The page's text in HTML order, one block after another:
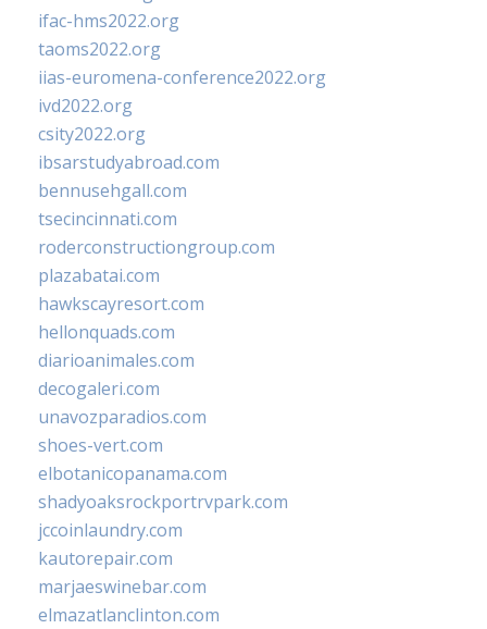
ifac-hms2022.org
taoms2022.org
iias-euromena-conference2022.org
ivd2022.org
csity2022.org
ibsarstudyabroad.com
bennusehgall.com
tsecincinnati.com
roderconstructiongroup.com
plazabatai.com
hawkscayresort.com
hellonquads.com
diarioanimales.com
decogaleri.com
unavozparadios.com
shoes-vert.com
elbotanicopanama.com
shadyoaksrockportrvpark.com
jccoinlaundry.com
kautorepair.com
marjaeswinebar.com
elmazatlanclinton.com